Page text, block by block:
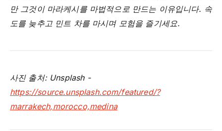
만 그것이 마라케시를 마법적으로 만드는 이유입니다. 속
도를 늦추고 민트 차를 마시며 모험을 즐기세요.
사진 출처: Unsplash -
https://source.unsplash.com/featured/?
marrakech,morocco,medina